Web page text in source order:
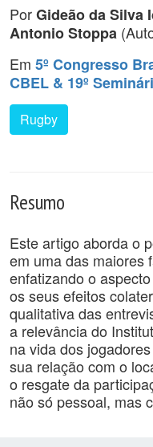
PorGideão da Silva
Antonio Stoppa
Em 5º Congresso
CBEL & 19º
Rugby
Resumo
Este artigo aborda o
em uma das maiores
enfatizando o
os seus efeitos
qualitativa das
a relevância do
na vida dos
sua relação com o
o resgate da
não só pessoal, mas